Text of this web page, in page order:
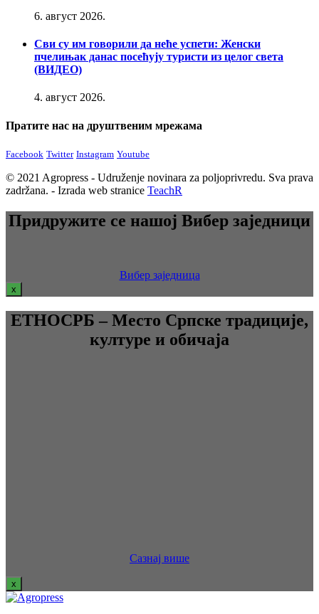
6. август 2026.
Сви су им говорили да неће успети: Женски
пчелињак данас посећују туристи из целог света
(ВИДЕО)
4. август 2026.
Пратите нас на друштвеним мрежама
Facebook Twitter Instagram Youtube
© 2021 Agropress - Udruženje novinara za poljoprivredu. Sva prava
zadržana. - Izrada web stranice TeachR
Придружите се нашој Вибер заједници
Вибер заједница
x
ЕТНОСРБ – Место Српске традиције,
културе и обичаја
Сазнај више
x